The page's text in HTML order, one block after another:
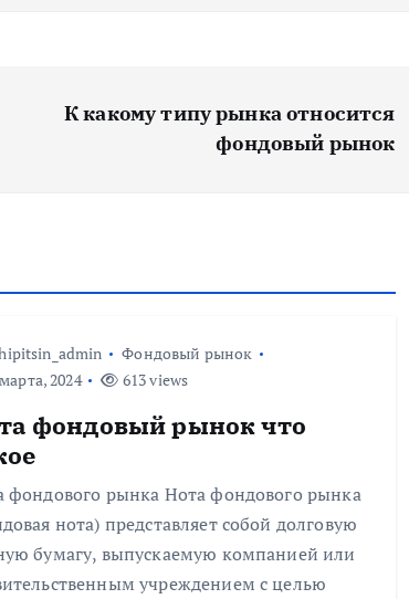
К какому типу рынка относится
фондовый рынок
Фондовый рынок
2024
613 views
фондовый рынок что
фондового рынка Нота фондового рынка
нота) представляет собой долговую
бумагу, выпускаемую компанией или
учреждением с целью